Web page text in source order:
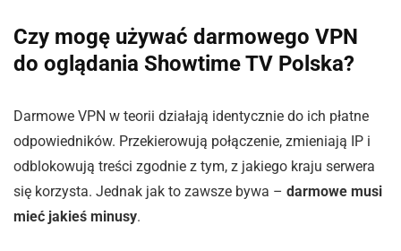
Czy mogę używać darmowego VPN
do oglądania Showtime TV Polska?
Darmowe VPN w teorii działają identycznie do ich płatne
odpowiedników. Przekierowują połączenie, zmieniają IP i
odblokowują treści zgodnie z tym, z jakiego kraju serwera
się korzysta. Jednak jak to zawsze bywa – darmowe musi
mieć jakieś minusy.